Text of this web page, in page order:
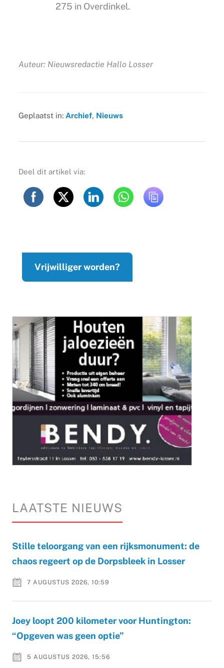
275 in Overdinkel.
Auteur: Nieuwsredactie Hallo Losser
Geplaatst in: Archief, Nieuws
Deel dit artikel via:
Vrijwilliger worden?
LAATSTE NIEUWS
Stille teloorgang van een rijksmonument: de
chaos regeert op de Dorpsbleek in Losser
7 AUGUSTUS 2026, 10:59
Joey loopt 200 kilometer voor Huntington:
“Opgeven was geen optie”
5 AUGUSTUS 2026, 15:56